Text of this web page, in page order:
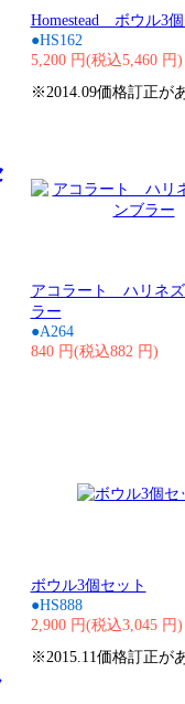
Homestead ボウル3
●HS162
5,200 円(税込5,460 円)
※2014.09価格訂正が
アコラート ハリネ
ラー
●A264
840 円(税込882 円)
ボウル3個セット
●HS888
2,900 円(税込3,045 円)
※2015.11価格訂正が